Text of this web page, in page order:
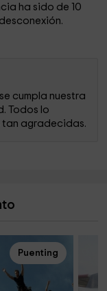
ha sido de 10
cumpla nuestra
Todos lo
tan agradecidas.
Puenting